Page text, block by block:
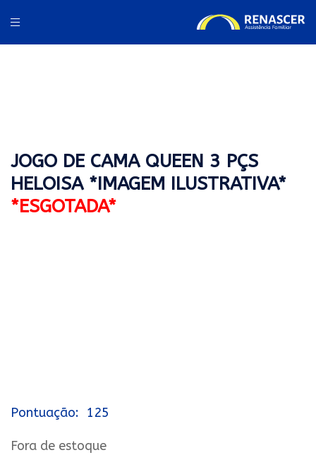
JOGO DE CAMA QUEEN 3 PÇS
HELOISA *IMAGEM ILUSTRATIVA*
*ESGOTADA*
125
Fora de estoque